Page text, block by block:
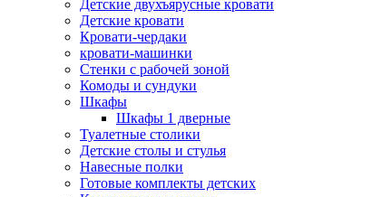
Детские двухъярусные кровати
Детские кровати
Кровати-чердаки
кровати-машинки
Стенки с рабочей зоной
Комоды и сундуки
Шкафы
Шкафы 1 дверные
Туалетные столики
Детские столы и стулья
Навесные полки
Готовые комплекты детских